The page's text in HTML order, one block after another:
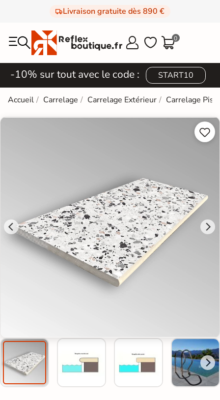
Livraison gratuite dès 890 €
  0
-10% sur tout avec le code : START10
Accueil Carrelage Carrelage Extérieur Carrelage

